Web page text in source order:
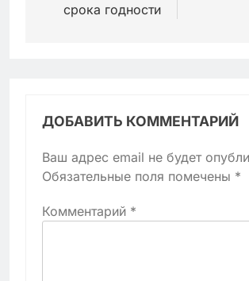
срока годности
ДОБАВИТЬ КОММЕНТАРИЙ
Ваш адрес email не будет
Обязательные поля помечены *
Комментарий *